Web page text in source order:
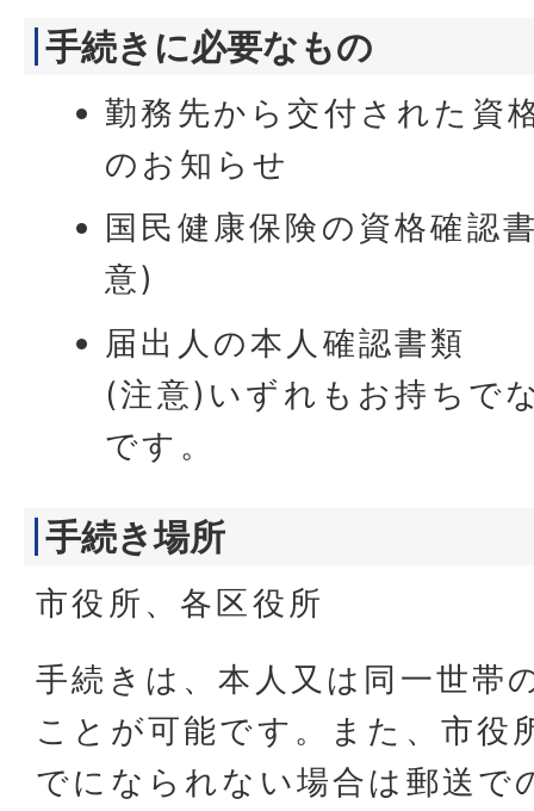
手続きに必要なもの
勤務先から交付された資
のお知らせ
国民健康保険の資格確認
意)
届出人の本人確認書類
(注意)いずれもお持ちで
です。
手続き場所
市役所、各区役所
手続きは、本人又は同一世帯
ことが可能です。また、市役
でになられない場合は郵送で